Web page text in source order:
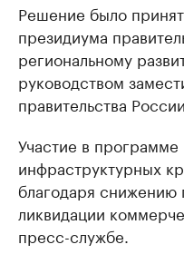
Решение было
президиума
региональному
руководством
правительства
Участие в
инфраструктурных
благодаря снижению
ликвидации
пресс-службе.